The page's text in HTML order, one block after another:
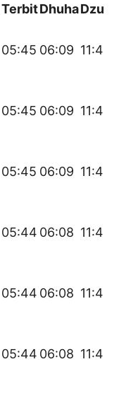
TerbitDhuha
05:45 06:09 11:46
05:45 06:09 11:46
05:45 06:09 11:46
05:44 06:08 11:46
05:44 06:08 11:46
05:44 06:08 11:46